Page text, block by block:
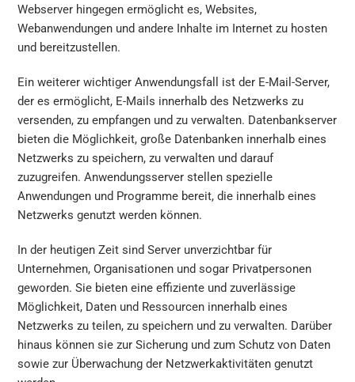
Webserver hingegen ermöglicht es, Websites,
Webanwendungen und andere Inhalte im Internet zu hosten
und bereitzustellen.
Ein weiterer wichtiger Anwendungsfall ist der E-Mail-Server,
der es ermöglicht, E-Mails innerhalb des Netzwerks zu
versenden, zu empfangen und zu verwalten. Datenbankserver
bieten die Möglichkeit, große Datenbanken innerhalb eines
Netzwerks zu speichern, zu verwalten und darauf
zuzugreifen. Anwendungsserver stellen spezielle
Anwendungen und Programme bereit, die innerhalb eines
Netzwerks genutzt werden können.
In der heutigen Zeit sind Server unverzichtbar für
Unternehmen, Organisationen und sogar Privatpersonen
geworden. Sie bieten eine effiziente und zuverlässige
Möglichkeit, Daten und Ressourcen innerhalb eines
Netzwerks zu teilen, zu speichern und zu verwalten. Darüber
hinaus können sie zur Sicherung und zum Schutz von Daten
sowie zur Überwachung der Netzwerkaktivitäten genutzt